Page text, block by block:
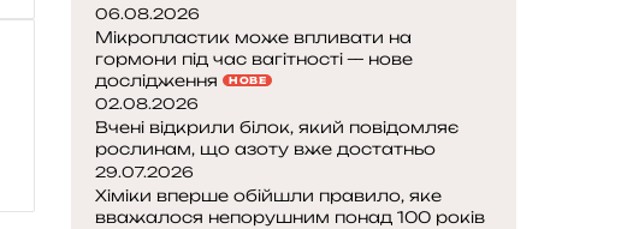
06.08.2026
Мікропластик може впливати на
гормони під час вагітності — нове
дослідження
НОВЕ
02.08.2026
Вчені відкрили білок, який повідомляє
рослинам, що азоту вже достатньо
29.07.2026
Хіміки вперше обійшли правило, яке
вважалося непорушним понад 100 років